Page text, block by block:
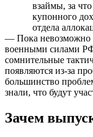
взаймы, за
купонного
отдела
— Пока невозможно
военными силами
сомнительные
появляются из-за
большинство
знали, что будут
Зачем